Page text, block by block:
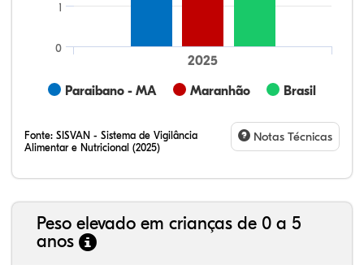
Paraibano - MA Maranhão Brasil
2025
0
1
Fonte: SISVAN - Sistema de Vigilância
Alimentar e Nutricional (2025)
Notas Técnicas
Peso elevado em crianças de 0 a 5
anos